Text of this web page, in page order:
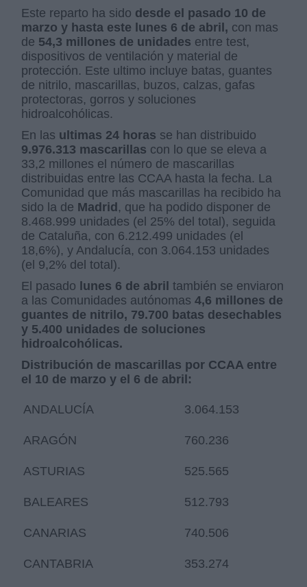
Este reparto ha sido desde el pasado 10 de
marzo y hasta este lunes 6 de abril, con mas
de 54,3 millones de unidades entre test,
dispositivos de ventilación y material de
protección. Este ultimo incluye batas, guantes
de nitrilo, mascarillas, buzos, calzas, gafas
protectoras, gorros y soluciones
hidroalcohólicas.
En las ultimas 24 horas se han distribuido
9.976.313 mascarillas con lo que se eleva a
33,2 millones el número de mascarillas
distribuidas entre las CCAA hasta la fecha. La
Comunidad que más mascarillas ha recibido ha
sido la de Madrid , que ha podido disponer de
8.468.999 unidades (el 25% del total), seguida
de Cataluña, con 6.212.499 unidades (el
18,6%), y Andalucía, con 3.064.153 unidades
(el 9,2% del total).
El pasado lunes 6 de abril también se enviaron
a las Comunidades autónomas4,6 millones de
guantes de nitrilo, 79.700 batas desechables
y 5.400 unidades de soluciones
hidroalcohólicas.
Distribución de mascarillas por CCAA entre
el 10 de marzo y el 6 de abril:
ANDALUCÍA 3.064.153
ARAGÓN 760.236
ASTURIAS 525.565
BALEARES 512.793
CANARIAS 740.506
CANTABRIA 353.274